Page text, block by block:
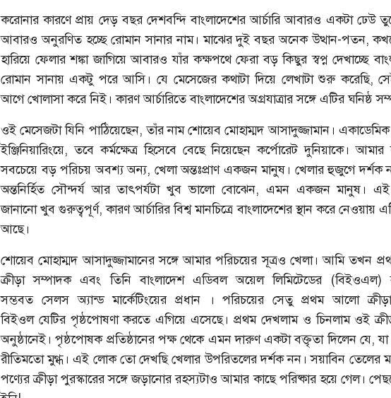
করোনার কারণে প্রায় দেড় বছর দেশবন্দি বাংলাদেশের আর্চারি আবারও একটা ঢেউ
আবারও অনুরণিত হচ্ছে রোমান সানার নাম। মাঝের দুই বছর অনেক উত্থান-পতন,
হারিয়ে ফেলার শঙ্কা জাগিয়ে আবারও যাঁর কক্ষপথে ফেরা বড় কিছুর স্বপ্ন দেখাচ্ছে
রোমান সানায় একটু পরে আসি। যে মেসেজের কথাটা দিয়ে লেখাটা শুরু করেছি,
আগে খোলাসা করে নিই। কারণ আর্চারিতে বাংলাদেশের অগ্রযাত্রার সঙ্গে এটির ঘনিষ্ঠ
ওই মেসেজটা যিনি পাঠিয়েছেন, তাঁর নাম শোয়েব মোহাম্মদ আসাদুজ্জামান।
ইঞ্জিনিয়ারিংয়ে, তবে কর্মক্ষেত্র হিসেবে বেছে নিয়েছেন কর্পোরেট দুনিয়াকে।
সবচেয়ে বড় পরিচয় অবশ্য অন্য, খেলা অন্তঃপ্রাণ একজন মানুষ। খেলার হুজুগে দর্শক
অন্তনির্হিত সৌন্দর্য আর তাৎপর্যটা খুব ভালো বোঝেন, এমন একজন মানুষ। এই
জানানো খুব গুরুত্বপূর্ণ, কারণ আর্চারির বিশ্ব মানচিত্রে বাংলাদেশের স্থান করে নেওয়ায়
আছে।
শোয়েব মোহাম্মদ আসাদুজ্জামানের সঙ্গে আমার পরিচয়ের সূত্রও খেলা। আমি তখন
ক্রীড়া সম্পাদক এবং তিনি বাংলাদেশ এডিবল অয়েল লিমিটেডের (বিইওএল)
সম্ভবত সেলস অ্যান্ড মার্কেটিংয়ের প্রধান । পরিচয়ের সেতু প্রথম আলো
বিইওল যেটির পৃষ্ঠপোষণা করতে এগিয়ে এসেছে। প্রথম দেখলাম ও চিনলাম ওই
অনুষ্ঠানেই। পৃষ্ঠপোষক প্রতিষ্ঠানের পক্ষ থেকে এমন দারুণ একটা বক্তৃতা দিলেন যে,
রীতিমতো মুগ্ধ। এই লোক তো দেখছি খেলার উপরিতলের দর্শক নন। সয়াবিন তেলের
পণ্যের ক্রীড়া পুরস্কারের সঙ্গে জড়ানোর রহস্যটাও আমার কাছে পরিষ্কার হয়ে গেল।